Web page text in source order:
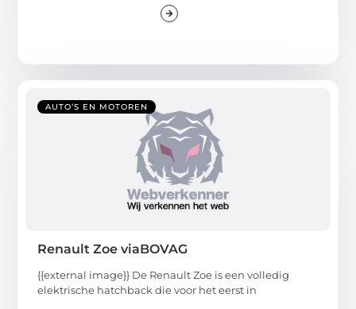
AUTO’S EN MOTOREN
Renault Zoe viaBOVAG
{{external image}} De Renault Zoe is een volledig
elektrische hatchback die voor het eerst in